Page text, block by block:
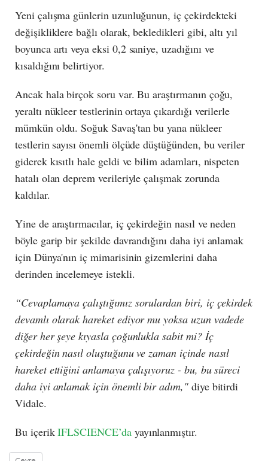
Yeni çalışma günlerin uzunluğunun, iç çekirdekteki
değişikliklere bağlı olarak, bekledikleri gibi, altı yıl
boyunca artı veya eksi 0,2 saniye, uzadığını ve
kısaldığını belirtiyor.
Ancak hala birçok soru var. Bu araştırmanın çoğu,
yeraltı nükleer testlerinin ortaya çıkardığı verilerle
mümkün oldu. Soğuk Savaş'tan bu yana nükleer
testlerin sayısı önemli ölçüde düştüğünden, bu veriler
giderek kısıtlı hale geldi ve bilim adamları, nispeten
hatalı olan deprem verileriyle çalışmak zorunda
kaldılar.
Yine de araştırmacılar, iç çekirdeğin nasıl ve neden
böyle garip bir şekilde davrandığını daha iyi anlamak
için Dünya'nın iç mimarisinin gizemlerini daha
derinden incelemeye istekli.
“Cevaplamaya çalıştığımız sorulardan biri, iç çekirdek
devamlı olarak hareket ediyor mu yoksa uzun vadede
diğer her şeye kıyasla çoğunlukla sabit mi? İç
çekirdeğin nasıl oluştuğunu ve zaman içinde nasıl
hareket ettiğini anlamaya çalışıyoruz - bu, bu süreci
daha iyi anlamak için önemli bir adım,"diye bitirdi
Vidale.
Bu içerikIFLSCIENCE’dayayınlanmıştır.